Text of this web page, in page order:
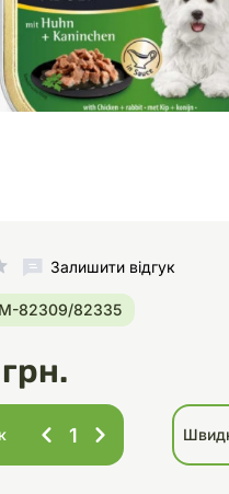
Залишити відгук
82309/82335